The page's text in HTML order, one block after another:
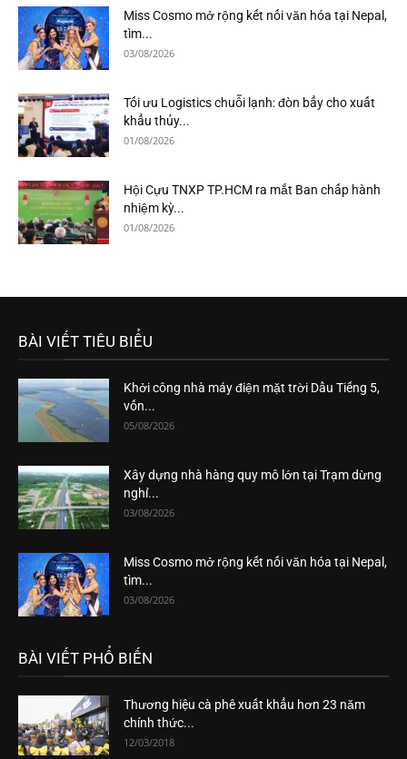
Miss Cosmo mở rộng kết nối văn hóa tại Nepal,
tìm...
03/08/2026
Tối ưu Logistics chuỗi lạnh: đòn bẩy cho xuất
khẩu thủy...
01/08/2026
Hội Cựu TNXP TP.HCM ra mắt Ban chấp hành
nhiệm kỳ...
01/08/2026
BÀI VIẾT TIÊU BIỂU
Khởi công nhà máy điện mặt trời Dầu Tiếng 5,
vốn...
05/08/2026
Xây dựng nhà hàng quy mô lớn tại Trạm dừng
nghỉ...
03/08/2026
Miss Cosmo mở rộng kết nối văn hóa tại Nepal,
tìm...
03/08/2026
BÀI VIẾT PHỔ BIẾN
Thương hiệu cà phê xuất khẩu hơn 23 năm
chính thức...
12/03/2018